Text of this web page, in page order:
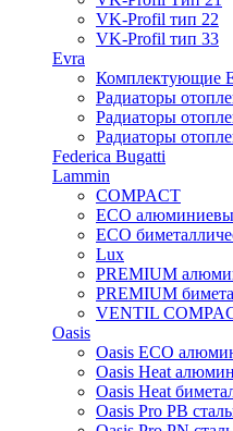
VK-Profil тип 22
VK-Profil тип 33
Evra
Комплектующие
Радиаторы
Радиаторы
Радиаторы
Federica Bugatti
Lammin
COMPACT
ECO
ECO
Lux
PREMIUM
PREMIUM
VENTIL
Oasis
Oasis ECO
Oasis Heat
Oasis Heat
Oasis Pro PB